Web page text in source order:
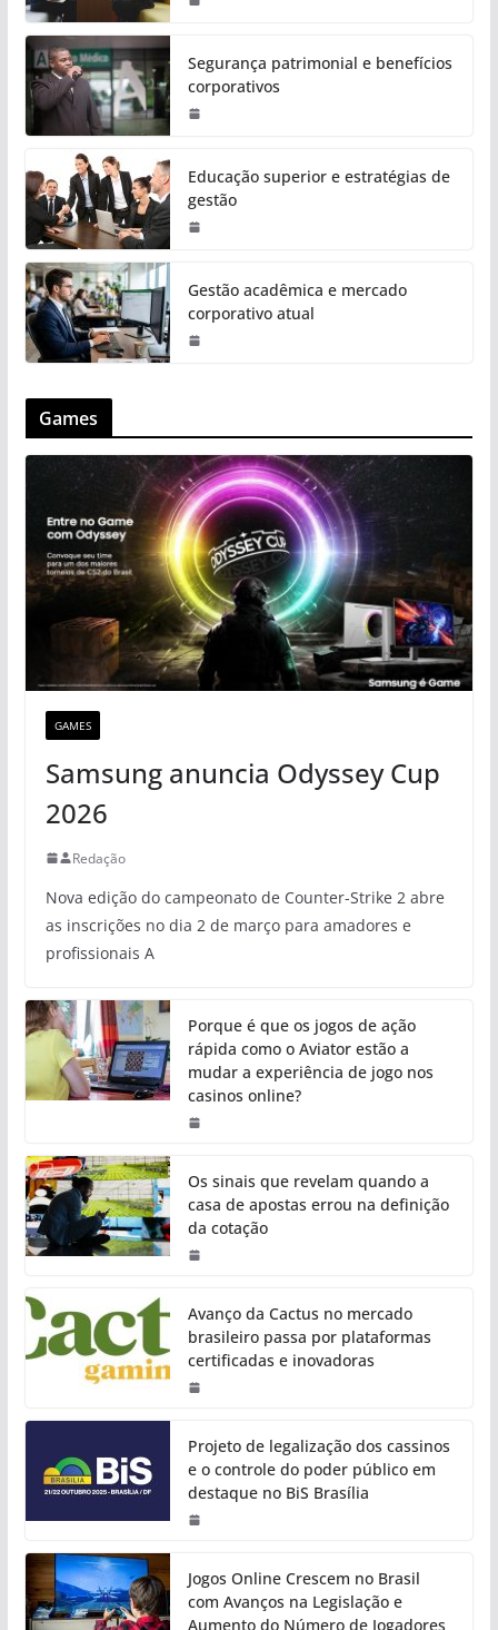
Segurança patrimonial e benefícios
corporativos
Educação superior e estratégias de
gestão
Gestão acadêmica e mercado
corporativo atual
Games
GAMES
Samsung anuncia Odyssey Cup
2026
Redação
Nova edição do campeonato de Counter-Strike 2 abre
as inscrições no dia 2 de março para amadores e
profissionais A
Porque é que os jogos de ação
rápida como o Aviator estão a
mudar a experiência de jogo nos
casinos online?
Os sinais que revelam quando a
casa de apostas errou na definição
da cotação
Avanço da Cactus no mercado
brasileiro passa por plataformas
certificadas e inovadoras
Projeto de legalização dos cassinos
e o controle do poder público em
destaque no BiS Brasília
Jogos Online Crescem no Brasil
com Avanços na Legislação e
Aumento do Número de Jogadores